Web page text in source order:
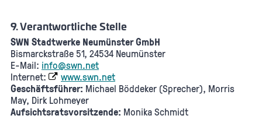
9. Verantwortliche Stelle
SWN Stadtwerke Neumünster GmbH
Bismarckstraße 51, 24534 Neumünster
E-Mail: info@swn.net
Internet:
www.swn.net
Geschäftsführer: Michael Böddeker (Sprecher), Morris
May, Dirk Lohmeyer
Aufsichtsratsvorsitzende: Monika Schmidt